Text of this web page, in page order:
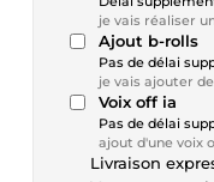
je vais réaliser
Ajout b-rolls
Pas de délai
je vais ajouter
Voix off ia
Pas de délai
ajout d'une voix
Livraison